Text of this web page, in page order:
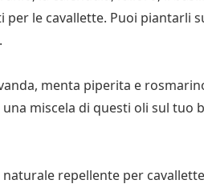
le cavallette. Puoi piantarli
menta piperita e
miscela di questi oli sul tuo
repellente per